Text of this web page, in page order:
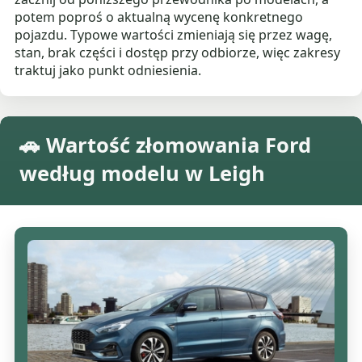
potem poproś o aktualną wycenę konkretnego
pojazdu. Typowe wartości zmieniają się przez wagę,
stan, brak części i dostęp przy odbiorze, więc zakresy
traktuj jako punkt odniesienia.
🚗 Wartość złomowania Ford
według modelu w Leigh